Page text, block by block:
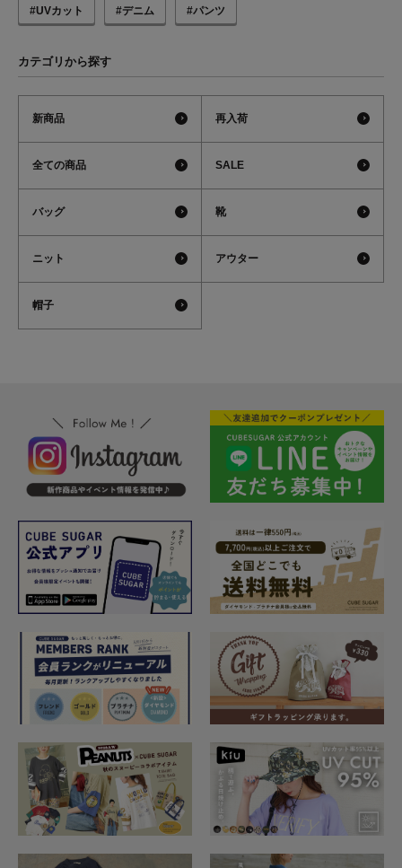
#UVカット #デニム #パンツ
カテゴリから探す
新商品 再入荷
全ての商品 SALE
バッグ 靴
ニット アウター
帽子